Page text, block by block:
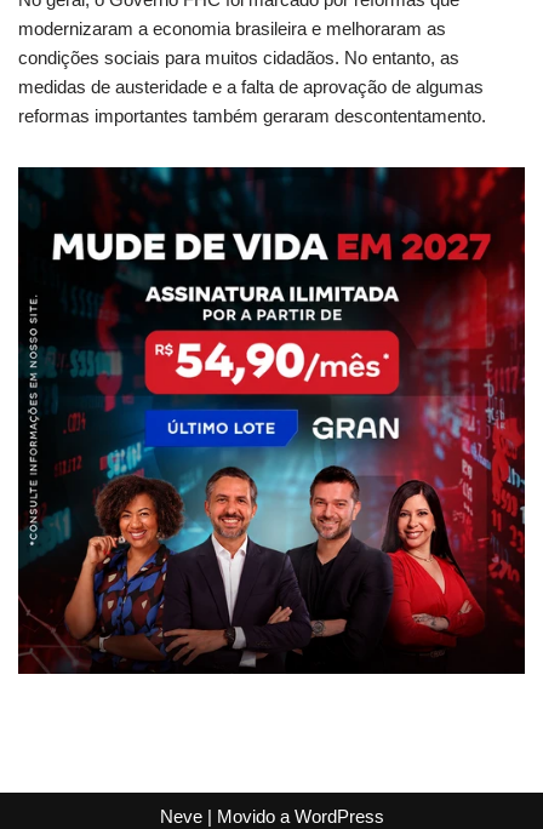
modernizaram a economia brasileira e melhoraram as
condições sociais para muitos cidadãos. No entanto, as
medidas de austeridade e a falta de aprovação de algumas
reformas importantes também geraram descontentamento.
Neve| Movido a WordPress